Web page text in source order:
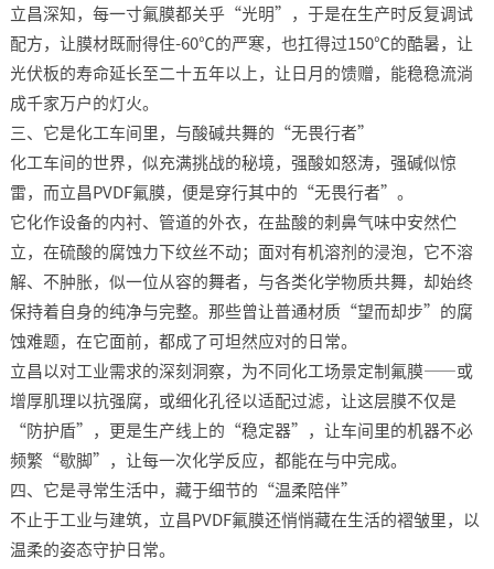
立昌深知，每一寸氟膜都关乎“光明”，于是在生产时反复调试
配方，让膜材既耐得住-60℃的严寒，也扛得过150℃的酷暑，让
光伏板的寿命延长至二十五年以上，让日月的馈赠，能稳稳流淌
成千家万户的灯火。​
三、它是化工车间里，与酸碱共舞的“无畏行者”​
化工车间的世界，似充满挑战的秘境，强酸如怒涛，强碱似惊
雷，而立昌PVDF氟膜，便是穿行其中的“无畏行者”。​
它化作设备的内衬、管道的外衣，在盐酸的刺鼻气味中安然伫
立，在硫酸的腐蚀力下纹丝不动；面对有机溶剂的浸泡，它不溶
解、不肿胀，似一位从容的舞者，与各类化学物质共舞，却始终
保持着自身的纯净与完整。那些曾让普通材质“望而却步”的腐
蚀难题，在它面前，都成了可坦然应对的日常。​
立昌以对工业需求的深刻洞察，为不同化工场景定制氟膜——或
增厚肌理以抗强腐，或细化孔径以适配过滤，让这层膜不仅是
“防护盾”，更是生产线上的“稳定器”，让车间里的机器不必
频繁“歇脚”，让每一次化学反应，都能在与中完成。​
四、它是寻常生活中，藏于细节的“温柔陪伴”​
不止于工业与建筑，立昌PVDF氟膜还悄悄藏在生活的褶皱里，以
温柔的姿态守护日常。​